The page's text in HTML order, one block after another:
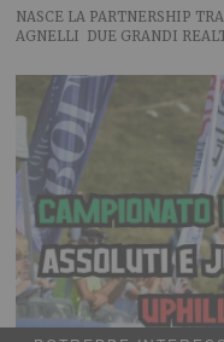
NASCE LA PARTNERSHIP
AGNELLI DUE GRANDI